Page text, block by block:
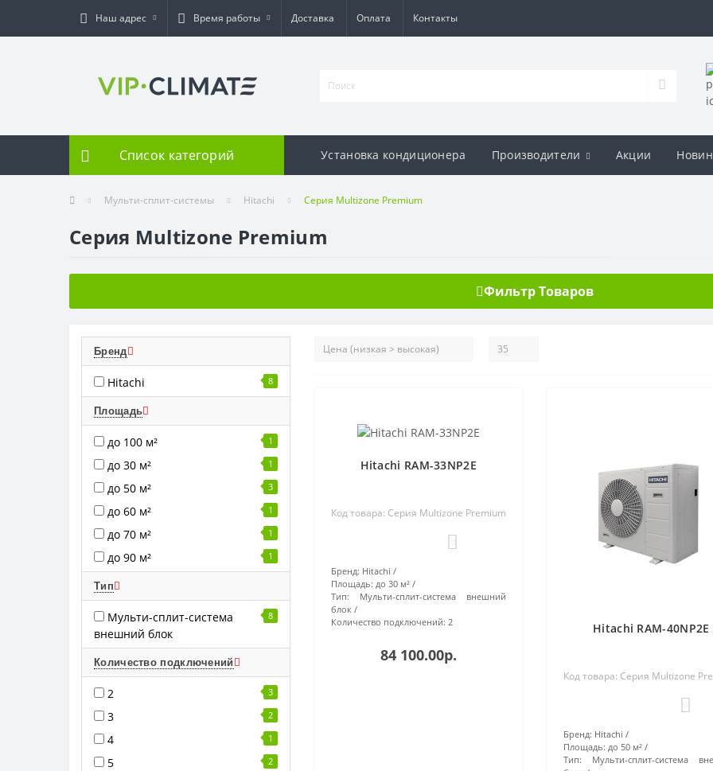
Наш адрес Время работы Доставка Оплата Контакты
Список категорий Установка кондиционера Производители Акции
Мульти-сплит-системы Hitachi Серия Multizone Premium
Серия Multizone Premium
Фильтр Товаров
Бренд
Hitachi 8
Площадь
до 100 м² 1
до 30 м² 1
до 50 м² 3
до 60 м² 1
до 70 м² 1
до 90 м² 1
Тип
Мульти-сплит-система
внешний блок
8
Количество подключений
2 3
3 2
4 1
5 2
Hitachi RAM-33NP2E
Код товара: Серия Multizone Premium
Бренд: Hitachi
Площадь: до 30 м²
Тип:
Мульти-сплит-система внешний
блок
Количество подключений: 2
84 100.00р.
Hitachi RAM-40NP2E
Код товара: Серия Multizone
Бренд: Hitachi
Площадь: до 50 м²
Тип:
Мульти-сплит-система